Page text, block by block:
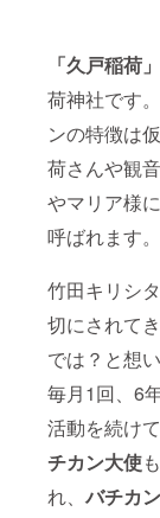
「久戸稲荷」
荷神社です
ンの特徴は
荷さんや観
やマリア様
呼ばれます。
竹田キリシ
切にされて
では？と想
毎月1回、6
活動を続け
チカン大使
れ、 バチカ